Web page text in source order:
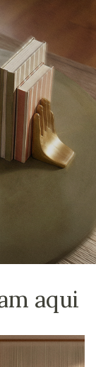
aqui